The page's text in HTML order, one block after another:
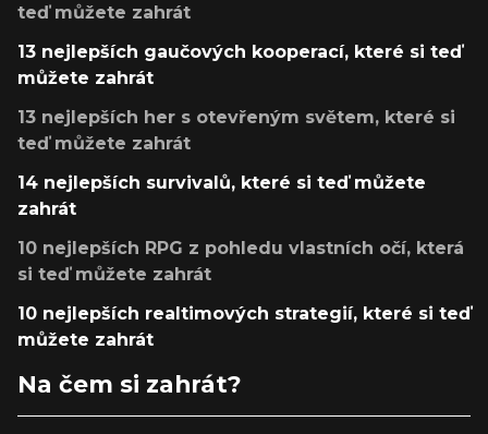
teď můžete zahrát
13 nejlepších gaučových kooperací, které si teď
můžete zahrát
13 nejlepších her s otevřeným světem, které si
teď můžete zahrát
14 nejlepších survivalů, které si teď můžete
zahrát
10 nejlepších RPG z pohledu vlastních očí, která
si teď můžete zahrát
10 nejlepších realtimových strategií, které si teď
můžete zahrát
Na čem si zahrát?